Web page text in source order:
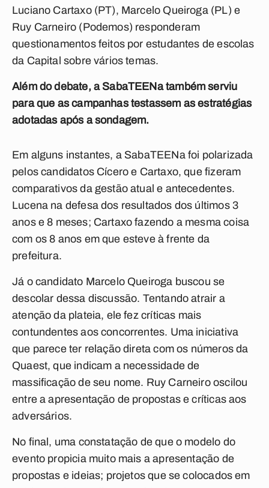
Luciano Cartaxo (PT), Marcelo Queiroga (PL) e
Ruy Carneiro (Podemos) responderam
questionamentos feitos por estudantes de escolas
da Capital sobre vários temas.
Além do debate, a SabaTEENa também serviu
para que as campanhas testassem as estratégias
adotadas após a sondagem.
Em alguns instantes, a SabaTEENa foi polarizada
pelos candidatos Cícero e Cartaxo, que fizeram
comparativos da gestão atual e antecedentes.
Lucena na defesa dos resultados dos últimos 3
anos e 8 meses; Cartaxo fazendo a mesma coisa
com os 8 anos em que esteve à frente da
prefeitura.
Já o candidato Marcelo Queiroga buscou se
descolar dessa discussão. Tentando atrair a
atenção da plateia, ele fez críticas mais
contundentes aos concorrentes. Uma iniciativa
que parece ter relação direta com os números da
Quaest, que indicam a necessidade de
massificação de seu nome. Ruy Carneiro oscilou
entre a apresentação de propostas e críticas aos
adversários.
No final, uma constatação de que o modelo do
evento propicia muito mais a apresentação de
propostas e ideias; projetos que se colocados em